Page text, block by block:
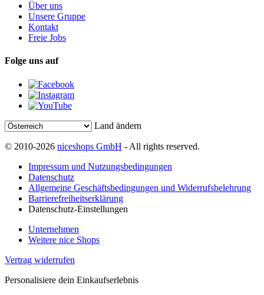
Über uns
Unsere Gruppe
Kontakt
Freie Jobs
Folge uns auf
Land ändern
© 2010-2026 niceshops GmbH - All rights reserved.
Impressum und Nutzungsbedingungen
Datenschutz
Allgemeine Geschäftsbedingungen und Widerrufsbelehrung
Barrierefreiheitserklärung
Datenschutz-Einstellungen
Unternehmen
Weitere nice Shops
Vertrag widerrufen
Personalisiere dein Einkaufserlebnis